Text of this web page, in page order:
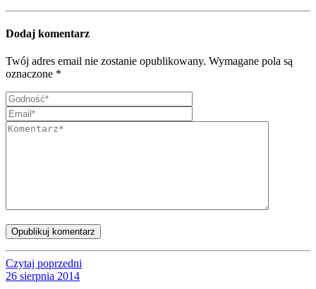
Dodaj komentarz
Twój adres email nie zostanie opublikowany. Wymagane pola są
oznaczone *
Opublikuj komentarz
Czytaj poprzedni
26 sierpnia 2014